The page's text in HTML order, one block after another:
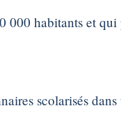
000 habitants et
scolarisés